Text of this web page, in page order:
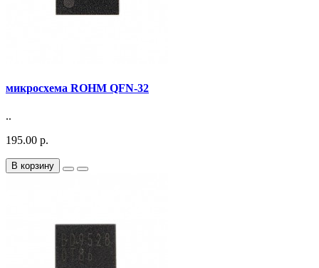
микросхема ROHM QFN-32
..
195.00 р.
В корзину